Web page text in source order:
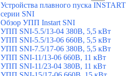
Устройства плавного пуска INSTART
серии SNI
Обзор УПП Instart SNI
УПП SNI-5.5/13-04 380В, 5,5 кВт
УПП SNI-5.5/13-06 660В, 5,5 кВт
УПП SNI-7.5/17-06 380В, 5,5 кВт
УПП SNI-11/13-06 660В, 11 кВт
УПП SNI-11/23-04 380В, 11 кВт